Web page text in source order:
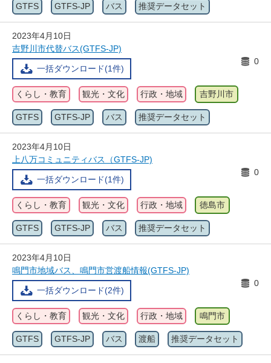
GTFS GTFS-JP バス 推奨データセット
2023年4月10日
吉野川市代替バス(GTFS-JP)
一括ダウンロード(1件)
0
くらし・教育 観光・文化 行政・地域 吉野川市
GTFS GTFS-JP バス 推奨データセット
2023年4月10日
上八万コミュニティバス（GTFS-JP)
一括ダウンロード(1件)
0
くらし・教育 観光・文化 行政・地域 徳島市
GTFS GTFS-JP バス 推奨データセット
2023年4月10日
鳴門市地域バス、鳴門市営渡船情報(GTFS-JP)
一括ダウンロード(2件)
0
くらし・教育 観光・文化 行政・地域 鳴門市
GTFS GTFS-JP バス 渡船 推奨データセット